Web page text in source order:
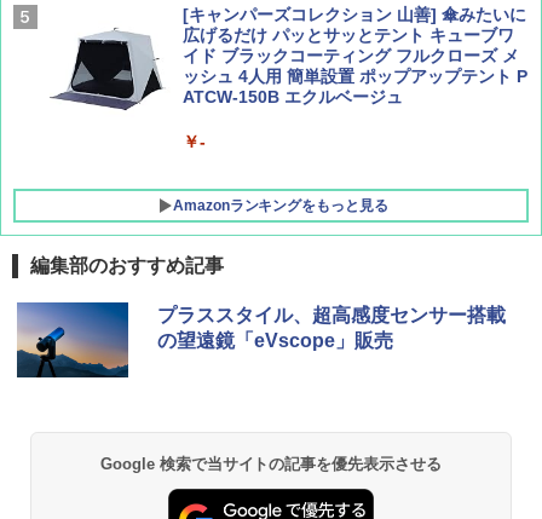
[キャンパーズコレクション 山善] 傘みたいに
広げるだけ パッとサッとテント キューブワ
イド ブラックコーティング フルクローズ メ
ッシュ 4人用 簡単設置 ポップアップテント P
ATCW-150B エクルベージュ
￥-
Amazonランキングをもっと見る
熊撃退スプレー 熊よけスプレー 熊スプレー
【日本企業販売】超強力クマ対策スプレー 30
0ml（連続噴射30秒）110ml（連続噴射15
防災用品 長期保存可能 緊急時用 日本国内発
￥3,680
編集部のおすすめ記事
プラススタイル、超高感度センサー搭載
の望遠鏡「eVscope」販売
Google 検索で当サイトの記事を優先表示させる